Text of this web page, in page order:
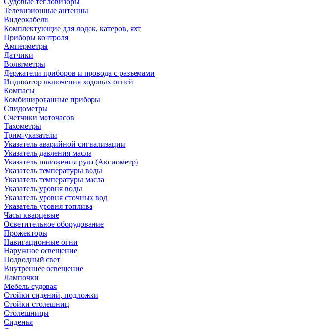
Cудовые тепловизоры
Телевизионные антенны
Видеокабели
Комплектующие для лодок, катеров, яхт
Приборы контроля
Амперметры
Датчики
Вольтметры
Держатели приборов и провода с разъемами
Индикатор включения ходовых огней
Компасы
Комбинированные приборы
Спидометры
Счетчики моточасов
Тахометры
Трим-указатели
Указатель аварийной сигнализации
Указатель давления масла
Указатель положения руля (Аксиометр)
Указатель температуры воды
Указатель температуры масла
Указатель уровня воды
Указатель уровня сточных вод
Указатель уровня топлива
Часы кварцевые
Осветительное оборудование
Прожекторы
Навигационные огни
Наружное освещение
Подводный свет
Внутреннее освещение
Лампочки
Мебель судовая
Стойки сидений, подложки
Стойки столешниц
Столешницы
Сиденья